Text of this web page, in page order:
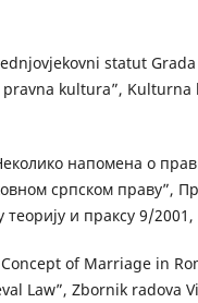
statut
kultura”, Kulturna
напомена о
српском праву”,
и праксу 9/2001,
of Marriage in
Law”, Zbornik radova